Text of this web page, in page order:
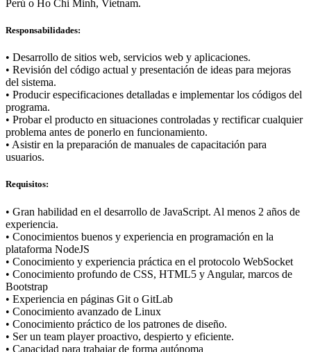
Perú o Ho Chi Minh, Vietnam.
Responsabilidades:
• Desarrollo de sitios web, servicios web y aplicaciones.
• Revisión del código actual y presentación de ideas para mejoras
del sistema.
• Producir especificaciones detalladas e implementar los códigos del
programa.
• Probar el producto en situaciones controladas y rectificar cualquier
problema antes de ponerlo en funcionamiento.
• Asistir en la preparación de manuales de capacitación para
usuarios.
Requisitos:
• Gran habilidad en el desarrollo de JavaScript. Al menos 2 años de
experiencia.
• Conocimientos buenos y experiencia en programación en la
plataforma NodeJS
• Conocimiento y experiencia práctica en el protocolo WebSocket
• Conocimiento profundo de CSS, HTML5 y Angular, marcos de
Bootstrap
• Experiencia en páginas Git o GitLab
• Conocimiento avanzado de Linux
• Conocimiento práctico de los patrones de diseño.
• Ser un team player proactivo, despierto y eficiente.
• Capacidad para trabajar de forma autónoma